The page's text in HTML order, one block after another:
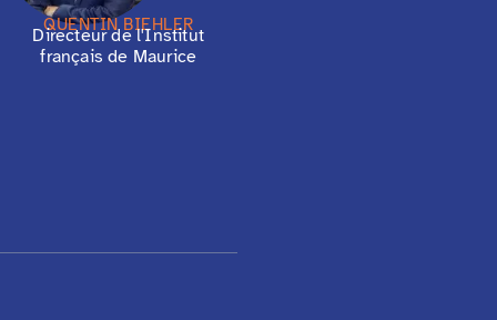
QUENTIN BIEHLER
Directeur de l'Institut
français de Maurice